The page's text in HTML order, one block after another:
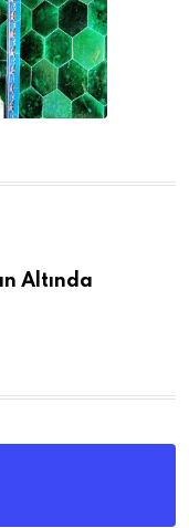
Altında